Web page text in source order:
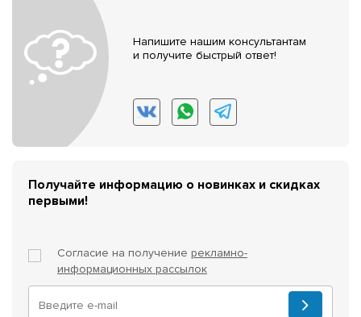
Напишите нашим консультантам
и получите быстрый ответ!
Получайте информацию о новинках и скидках
первыми!
Согласие на получение рекламно-
информационных рассылок